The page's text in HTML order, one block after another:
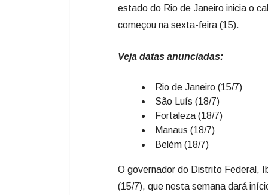
estado do Rio de Janeiro inicia o
começou na sexta-feira (15).
Veja datas anunciadas:
Rio de Janeiro (15/7)
São Luís (18/7)
Fortaleza (18/7)
Manaus (18/7)
Belém (18/7)
O governador do Distrito Federal,
(15/7), que nesta semana dará